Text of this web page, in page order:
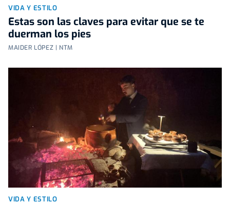
VIDA Y ESTILO
Estas son las claves para evitar que se te
duerman los pies
MAIDER LÓPEZ | NTM
VIDA Y ESTILO